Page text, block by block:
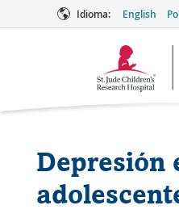
Idioma: English
Depresión